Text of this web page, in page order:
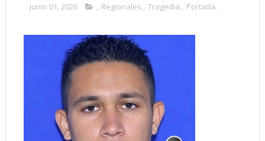
junio 01, 2026 , Regionales., Tragedia., Portada.